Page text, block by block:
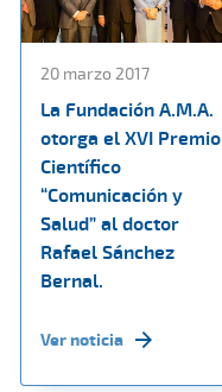
20 marzo 2017
La Fundación A.M.A.
otorga el XVI Premio
Científico
“Comunicación y
Salud” al doctor
Rafael Sánchez
Bernal.
Ver noticia